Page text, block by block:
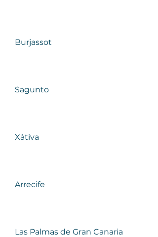
Burjassot
Sagunto
Xàtiva
Arrecife
Las Palmas de Gran Canaria